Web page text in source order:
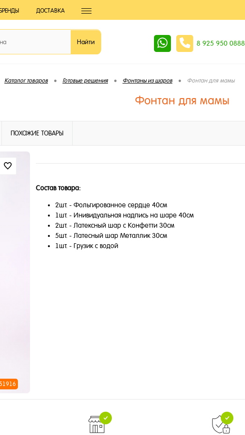
ДОСТАВКА
8 925 950 0888
Каталог товаров • Готовые решения • Фонтаны из шаров • Фонтан для мамы
Фонтан для мамы
ПОХОЖИЕ ТОВАРЫ
Состав товара:
2шт. - Фольгированное сердце 40см
1шт. - Инивидуальная надпись на шаре 40см
2шт. - Латексный шар с Конфетти 30см
5шт. - Латесный шар Металлик 30см
1шт. - Грузик с водой